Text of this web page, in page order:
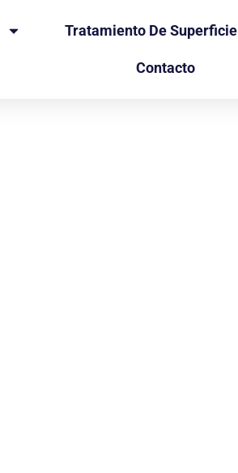
Tratamiento De Superficie
Contacto